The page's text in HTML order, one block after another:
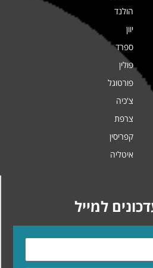
הולנד
יוון
ספרד
פולין
פורטוגל
צ'כיה
צרפת
קפריסין
איטליה
למייל